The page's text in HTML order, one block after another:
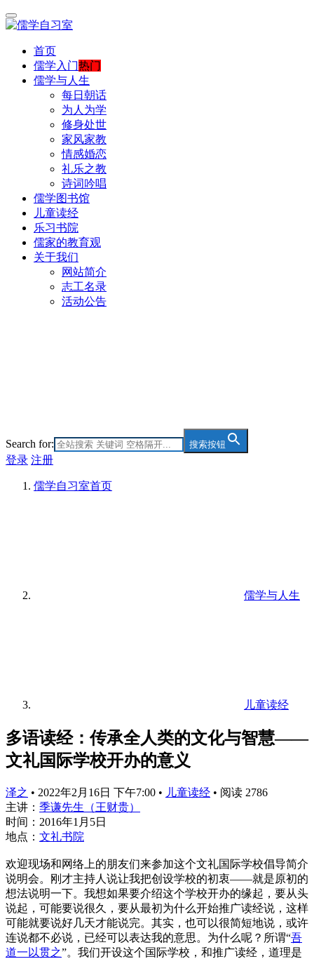
首页
儒学入门热门
儒学与人生
每日朝话
为人为学
修身处世
家风家教
情感婚恋
礼乐之教
诗词吟唱
儒学图书馆
儿童读经
乐习书院
儒家的教育观
关于我们
网站简介
志工名录
活动公告
Search for: 搜索按钮
登录 注册
儒学自习室首页
儒学与人生
儿童读经
多语读经：传承全人类的文化与智慧——
文礼国际学校开办的意义
泽之 • 2022年2月16日 下午7:00 • 儿童读经 • 阅读 2786
主讲： 季谦先生（王财贵）
时间：2016年1月5日
地点： 文礼书院
欢迎现场和网络上的朋友们来参加这个文礼国际学校倡导简介
说明会。刚才主持人说让我把创设学校的初衷——就是原初的
想法说明一下。我想如果要介绍这个学校开办的缘起，要从头
说起，可能要说很久，要从最初为什么开始推广读经说，这样
可能就要说好几天才能说完。其实，也可以很简短地说，或许
连说都不必说，已经可以表达我的意思。为什么呢？所谓“吾
道一以贯之”。我们开设这个国际学校，和推广读经，道理是